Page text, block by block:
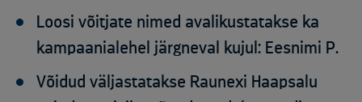
Loosi võitjate nimed avalikustatakse ka
kampaanialehel järgneval kujul: Eesnimi P.
Võidud väljastatakse Raunexi Haapsalu